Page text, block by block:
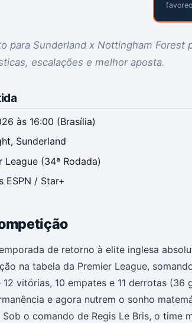
para Sunderland x Nottingham Forest
escalações e melhor aposta.
às 16:00 (Brasília)
Sunderland
League (34ª Rodada)
ESPN / Star+
de retorno à elite inglesa
na tabela da Premier League,
vitórias, 10 empates e 11 derrotas
e agora nutrem o sonho
o comando de Regis Le Bris, o time